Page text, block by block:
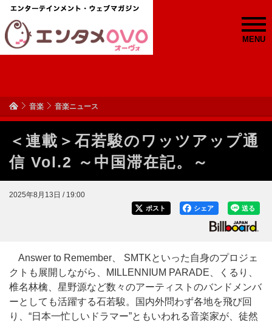
MENU
音楽 音楽ニュース
＜連載＞石若駿のワッツアップ通
信 Vol.2 ～中国滞在記。～
2025年8月13日 / 19:00
送る
シェア
ポスト
Answer to Remember、 SMTKといった自身のプロジェ
クトも展開しながら、MILLENNIUM PARADE、くるり、
椎名林檎、星野源など数々のアーティストのバンドメンバ
ーとしても活躍する石若駿。国内外問わず各地を飛び回
り、“日本一忙しいドラマー”ともいわれる音楽家が、徒然